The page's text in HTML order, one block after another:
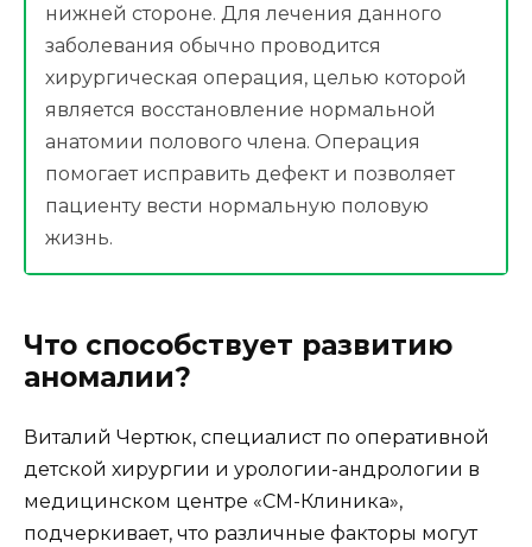
нижней стороне. Для лечения данного
заболевания обычно проводится
хирургическая операция, целью которой
является восстановление нормальной
анатомии полового члена. Операция
помогает исправить дефект и позволяет
пациенту вести нормальную половую
жизнь.
Что способствует развитию
аномалии?
Виталий Чертюк, специалист по оперативной
детской хирургии и урологии-андрологии в
медицинском центре «СМ-Клиника»,
подчеркивает, что различные факторы могут